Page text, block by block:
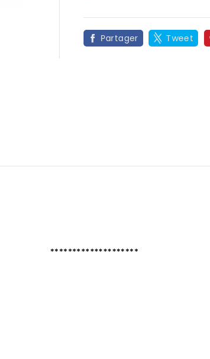
Partager Tweet
********************